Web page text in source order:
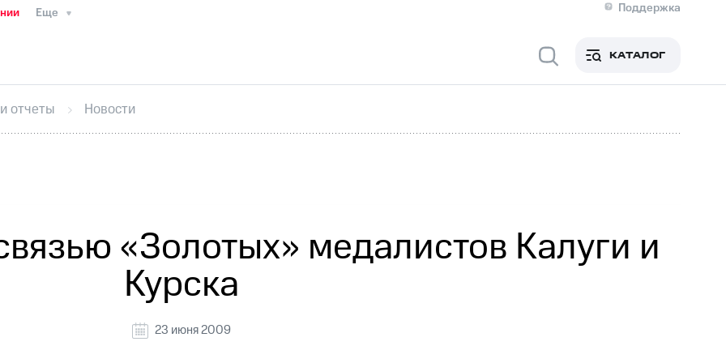
Еще
Поддержка
Медиа-центр
ИнтервьюФинансовая отчетностьКонтактыНовости в регионе
секретарьРаскрытие информации
кабинет акционераАкционерный капиталКонтроль и аудитРынок акций
КАТАЛОГ
отчеты Новости
«Золотых» медалистов Калуги и
Курска
23 июня 2009